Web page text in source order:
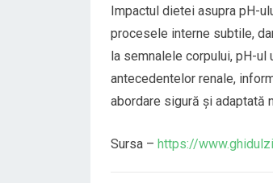
Impactul dietei asupra pH-
procesele interne subtile,
la semnalele corpului, pH-
antecedentelor renale,
abordare sigură și adaptată
Sursa – https://